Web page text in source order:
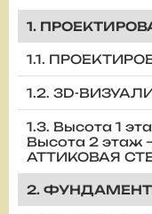
1.
1.1.
1.2. 3D-
1.3. Высота 1
Высота 2 этаж
АТТИКОВАЯ
2.